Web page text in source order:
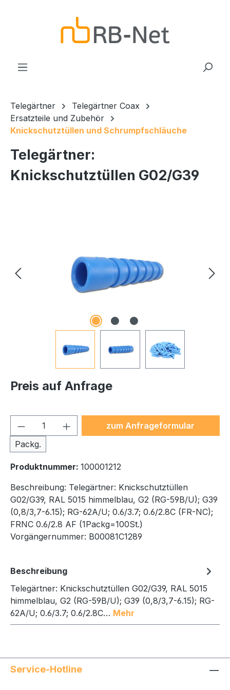
Telegärtner
Telegärtner Coax
Ersatzteile und Zubehör
Knickschutztüllen und Schrumpfschläuche
Telegärtner:
Knickschutztüllen G02/G39
Preis auf Anfrage
Produkt Anzahl: Gib den
Packg.
zum Anfrageformular
Produktnummer: 100001212
Beschreibung: Telegärtner: Knickschutztüllen
G02/G39, RAL 5015 himmelblau, G2 (RG-59B/U); G39
(0,8/3,7-6.15); RG-62A/U; 0.6/3.7; 0.6/2.8C (FR-NC);
FRNC 0.6/2.8 AF (1Packg=100St.)
Vorgängernummer: B00081C1289
Beschreibung
Telegärtner: Knickschutztüllen G02/G39, RAL 5015
himmelblau, G2 (RG-59B/U); G39 (0,8/3,7-6.15); RG-
62A/U; 0.6/3.7; 0.6/2.8C… Mehr
Service-Hotline